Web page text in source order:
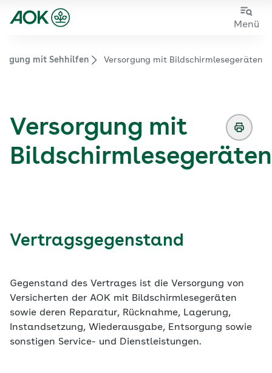
Zum
Zur
Menü
Zur Startseite von der Website aok.de/gp
mit Sehhilfen Versorgung mit Bildschirmlesegeräten
Versorgung mit
Bildschirmlesegeräten
Vertragsgegenstand
Gegenstand des Vertrages ist die Versorgung von
Versicherten der AOK mit Bildschirmlesegeräten
sowie deren Reparatur, Rücknahme, Lagerung,
Instandsetzung, Wiederausgabe, Entsorgung sowie
sonstigen Service- und Dienstleistungen.